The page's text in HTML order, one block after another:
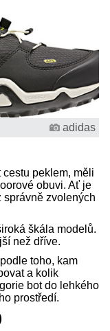
adidas
peklem, měli
obuvi. Ať je
zvolených
škála modelů.
než dříve.
toho, kam
a kolik
bot do lehkého
prostředí.